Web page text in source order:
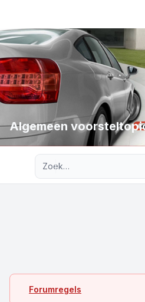
Algemeen
Forumregels